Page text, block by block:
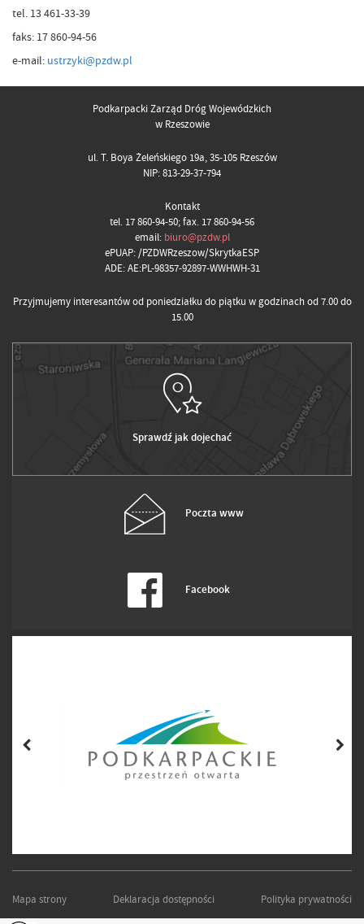
tel. 13 461-33-39
faks: 17 860-94-56
e-mail: ustrzyki@pzdw.pl
Podkarpacki Zarząd Dróg Wojewódzkich
w Rzeszowie
ul. T. Boya Żeleńskiego 19a, 35-105 Rzeszów
NIP: 813-29-37-794
Kontakt
tel. 17 860-94-50; fax. 17 860-94-56
email: biuro@pzdw.pl
ePUAP: /PZDWRzeszow/SkrytkaESP
ADE: AE:PL-98357-92897-WWHWH-31
Przyjmujemy interesantów od poniedziałku do piątku w godzinach od 7.00 do
15.00
Sprawdź jak dojechać
Poczta www
Facebook
Mapa strony Deklaracja dostępności Polityka prywatności